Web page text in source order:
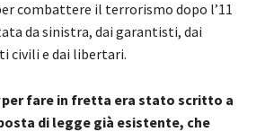
combattere il terrorismo dopo l’11
da sinistra, dai garantisti, dai
civili e dai libertari.
per fare in fretta era stato scritto a
di legge già esistente, che